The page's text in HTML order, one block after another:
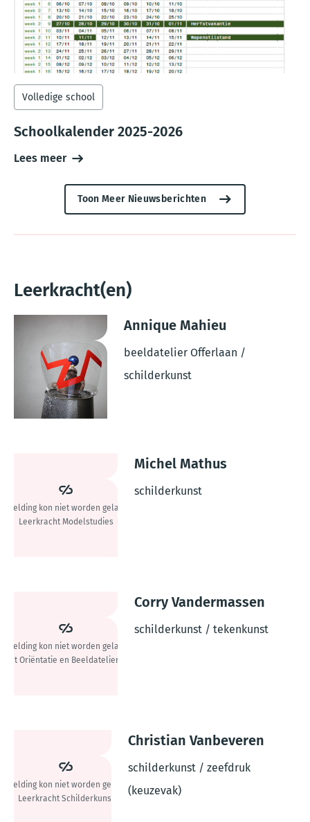
Schoolkalender 2025-2026
Lees meer
Volledige school
Toon Meer Nieuwsberichten
Leerkracht(en)
Annique Mahieu
beeldatelier Offerlaan /
schilderkunst
Michel Mathus
schilderkunst
Corry Vandermassen
schilderkunst / tekenkunst
Christian Vanbeveren
schilderkunst / zeefdruk
(keuzevak)